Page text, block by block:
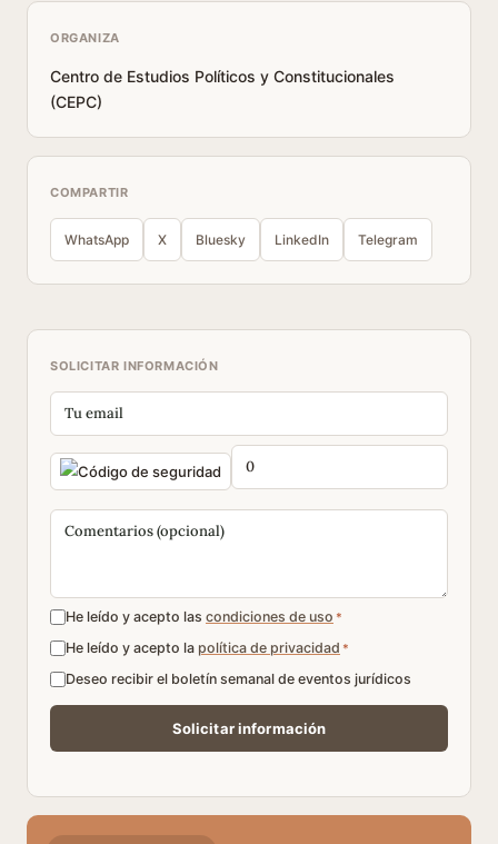
ORGANIZA
Centro de Estudios Políticos y Constitucionales
(CEPC)
COMPARTIR
WhatsApp X Bluesky LinkedIn Telegram
SOLICITAR INFORMACIÓN
He leído y acepto las condiciones de uso *
He leído y acepto la política de privacidad *
Deseo recibir el boletín semanal de eventos jurídicos